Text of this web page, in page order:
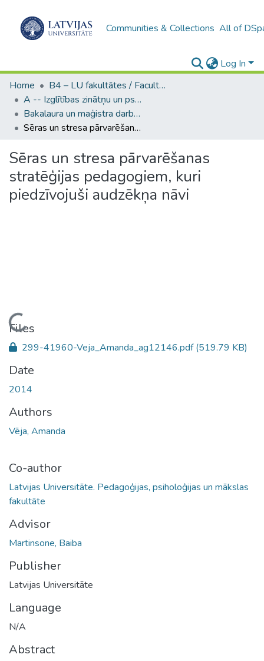
Communities & Collections All of
Log In
Home
B4 – LU fakultātes / Faculties of the UL
A -- Izglītības zinātņu un psiholoģijas fakultāte / Faculty of Education Sciences and Psychology
Bakalaura un maģistra darbi (PPMF) / Bachelor's and Master's theses
Sēras un stresa pārvarēšanas stratēģijas pedagogiem, kuri piedzīvojuši audzēkņa nāvi
Sēras un stresa pārvarēšanas
stratēģijas pedagogiem, kuri
piedzīvojuši audzēkņa nāvi
Loading...
Files
299-41960-Veja_Amanda_ag12146.pdf(519.79 KB)
Date
2014
Authors
Vēja, Amanda
Co-author
Latvijas Universitāte. Pedagoģijas, psiholoģijas un mākslas
fakultāte
Advisor
Martinsone, Baiba
Publisher
Latvijas Universitāte
Language
N/A
Abstract